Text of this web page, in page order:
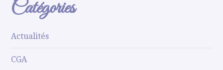
Catégories
Actualités
CGA